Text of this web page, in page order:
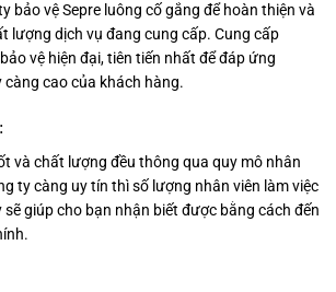
bảo vệ Sepre luông cố gắng để hoàn thiện và
lượng dịch vụ đang cung cấp. Cung cấp
vệ hiện đại, tiên tiến nhất để đáp ứng
cao của khách hàng.
:
và chất lượng đều thông qua quy mô nhân
ty càng uy tín thì số lượng nhân viên làm việc
giúp cho bạn nhận biết được bằng cách đến